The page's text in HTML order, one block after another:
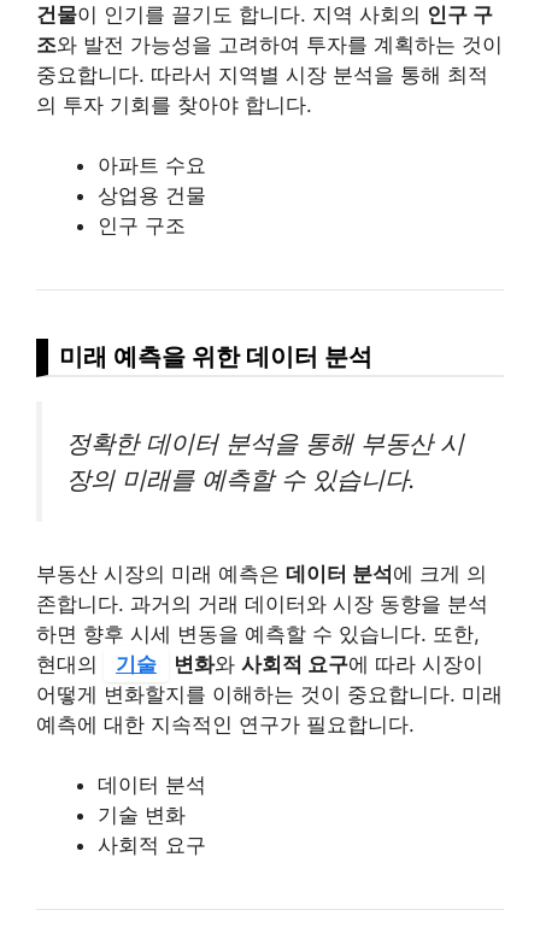
건물이 인기를 끌기도 합니다. 지역 사회의 인구 구
조와 발전 가능성을 고려하여 투자를 계획하는 것이
중요합니다. 따라서 지역별 시장 분석을 통해 최적
의 투자 기회를 찾아야 합니다.
아파트 수요
상업용 건물
인구 구조
미래 예측을 위한 데이터 분석
정확한 데이터 분석을 통해 부동산 시
장의 미래를 예측할 수 있습니다.
부동산 시장의 미래 예측은 데이터 분석에 크게 의
존합니다. 과거의 거래 데이터와 시장 동향을 분석
하면 향후 시세 변동을 예측할 수 있습니다. 또한,
현대의
기술 변화와 사회적 요구에 따라 시장이
어떻게 변화할지를 이해하는 것이 중요합니다. 미래
예측에 대한 지속적인 연구가 필요합니다.
데이터 분석
기술 변화
사회적 요구